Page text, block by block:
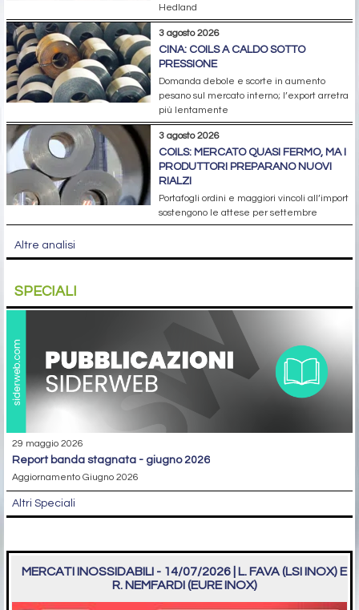
Hedland
3 agosto 2026
CINA: COILS A CALDO SOTTO
PRESSIONE
Domanda debole e scorte in aumento
pesano sul mercato interno; l’export arretra
più lentamente
3 agosto 2026
COILS: MERCATO QUASI FERMO, MA I
PRODUTTORI PREPARANO NUOVI
RIALZI
Portafogli ordini e maggiori vincoli all’import
sostengono le attese per settembre
Altre analisi
SPECIALI
29 maggio 2026
report banda stagnata - giugno 2026
Aggiornamento Giugno 2026
Altri Speciali
MERCATI INOSSIDABILI - 14/07/2026 | L. FAVA (LSI INOX) E
R. NEMFARDI (EURE INOX)